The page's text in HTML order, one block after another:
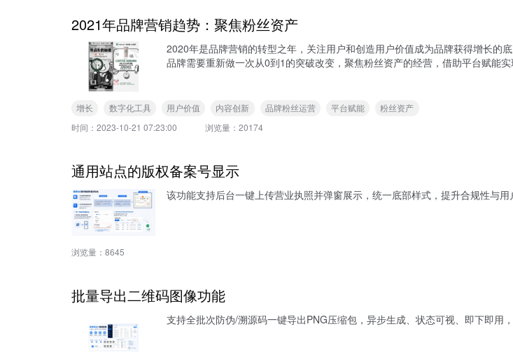
2021年品牌营销趋势：聚焦粉丝资产
2020年是品牌营销的转型之年，关注用户和创造用户价值成为品牌获得增长的
品牌需要重新做一次从0到1的突破改变，聚焦粉丝资产的经营，借助平台赋能实
增长 数字化工具 用户价值 内容创新 品牌粉丝运营 平台赋能
粉丝资产
时间： 2023-10-21 07:23:00 浏览量： 20174
通用站点的版权备案号显示
该功能支持后台一键上传营业执照并弹窗展示，统一底部样式，提升合规性与
浏览量： 8645
批量导出二维码图像功能
支持全批次防伪/溯源码一键导出PNG压缩包，异步生成、状态可视、即下即用